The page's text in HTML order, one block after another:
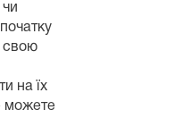
свою
на їх
можете